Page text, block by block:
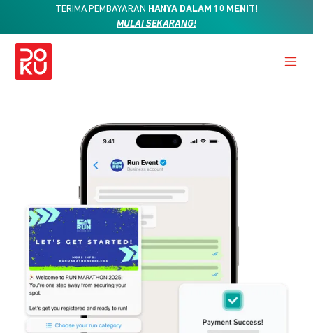
TERIMA PEMBAYARAN HANYA DALAM 10 MENIT!
MULAI SEKARANG!